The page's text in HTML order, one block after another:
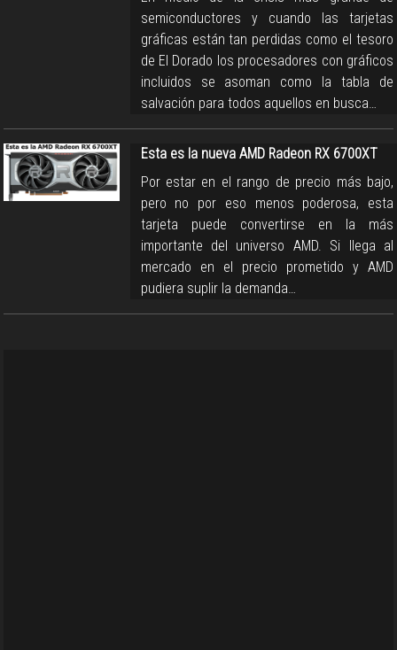
semiconductores y cuando las tarjetas
gráficas están tan perdidas como el tesoro
de El Dorado los procesadores con gráficos
incluidos se asoman como la tabla de
salvación para todos aquellos en busca…
Esta es la nueva AMD Radeon RX 6700XT
Por estar en el rango de precio más bajo,
pero no por eso menos poderosa, esta
tarjeta puede convertirse en la más
importante del universo AMD. Si llega al
mercado en el precio prometido y AMD
pudiera suplir la demanda…